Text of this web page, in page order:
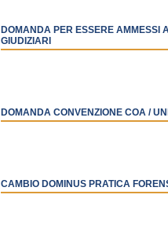
DOMANDA PER ESSERE AMMESSI
GIUDIZIARI
DOMANDA CONVENZIONE COA /
CAMBIO DOMINUS PRATICA